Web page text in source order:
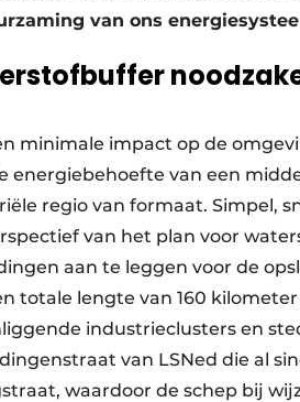
van ons
minimale impact op de
energiebehoefte van een
regio van formaat. Simpel,
van het plan voor
aan te leggen voor de
totale lengte van 160
industrieclusters en
van LSNed die al
waardoor de schep bij